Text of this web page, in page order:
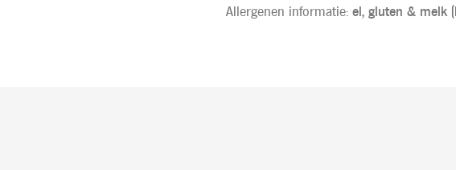
Allergenen informatie: ei, gluten & melk